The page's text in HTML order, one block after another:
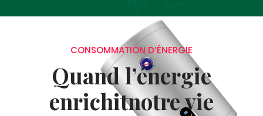
CONSOMMATION D’ÉNERGIE
Quand l’énergie
enrichitnotre vie